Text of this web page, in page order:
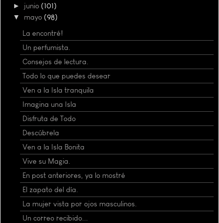
► junio (101)
▼ mayo (98)
La encontré!
Un perfumista.
Consejos de lectura.
Todo lo que puedes desear
Ven a la Isla tranquila
Imagina una Isla
Disfruta de Todo
Descúbrela
Ven a la Isla Bonita
Vive su Magia.
En post anteriores, ya lo mostré
El zapato del día.
La mujer vista por ojos masculinos.
Un correo recibido...